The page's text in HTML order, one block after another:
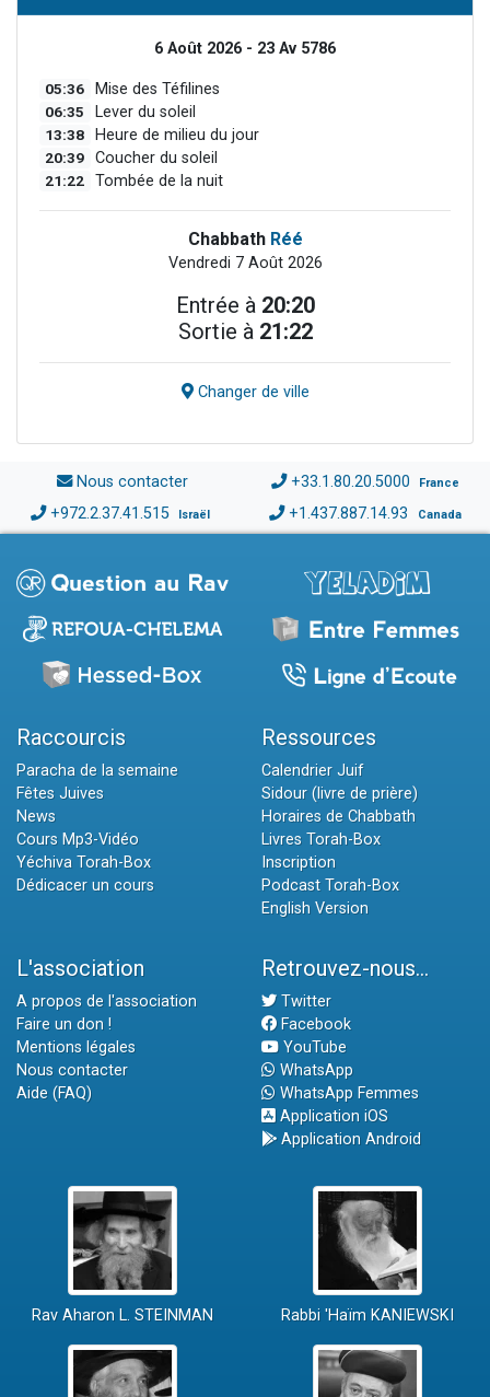
6 Août 2026 - 23 Av 5786
05:36 Mise des Téfilines
06:35 Lever du soleil
13:38 Heure de milieu du jour
20:39 Coucher du soleil
21:22 Tombée de la nuit
Chabbath Réé
Vendredi 7 Août 2026
Entrée à 20:20
Sortie à 21:22
Changer de ville
Nous contacter +33.1.80.20.5000 France
+972.2.37.41.515 Israël +1.437.887.14.93 Canada
Raccourcis
Paracha de la semaine
Fêtes Juives
News
Cours Mp3-Vidéo
Yéchiva Torah-Box
Dédicacer un cours
Ressources
Calendrier Juif
Sidour (livre de prière)
Horaires de Chabbath
Livres Torah-Box
Inscription
Podcast Torah-Box
English Version
L'association
A propos de l'association
Faire un don !
Mentions légales
Nous contacter
Aide (FAQ)
Retrouvez-nous...
Twitter
Facebook
YouTube
WhatsApp
WhatsApp Femmes
Application iOS
Application Android
Rav Aharon L. STEINMAN Rabbi 'Haïm KANIEWSKI